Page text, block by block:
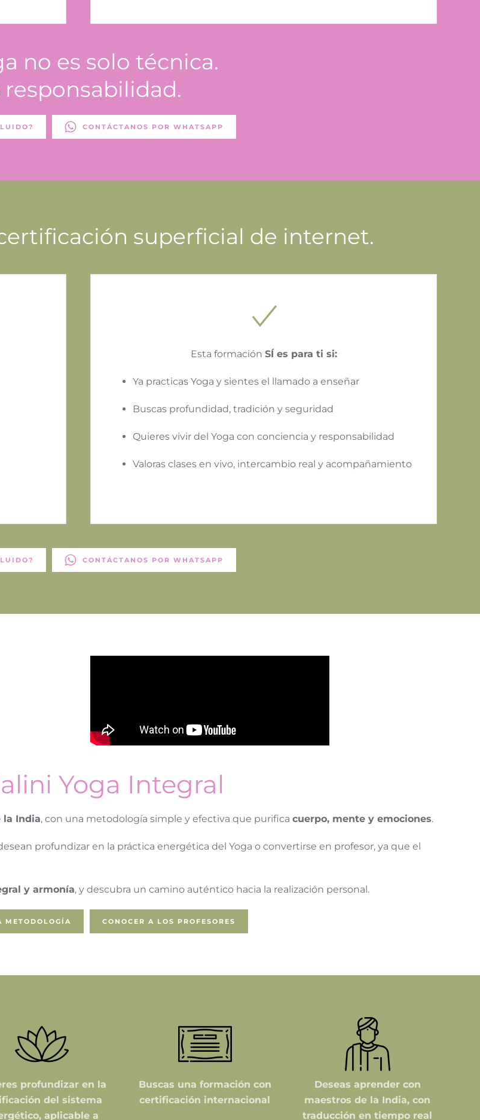
no es solo técnica.
responsabilidad.
CONTÁCTANOS POR WHATSAPP
superficial de internet.
Esta formación SÍ es para ti si:
Ya practicas Yoga y sientes el llamado a enseñar
Buscas profundidad, tradición y seguridad
Quieres vivir del Yoga con conciencia y responsabilidad
Valoras clases en vivo, intercambio real y acompañamiento
CONTÁCTANOS POR WHATSAPP
Yoga Integral
la India, con una metodología simple y efectiva que purifica cuerpo, mente y emociones.
profundizar en la práctica energética del Yoga o convertirse en profesor, ya que el
y armonía, y descubra un camino auténtico hacia la realización personal.
METODOLOGÍA CONOCER A LOS PROFESORES
profundizar en la
del sistema
aplicable a
Buscas una formación con
certificación internacional
Deseas aprender con
maestros de la India, con
traducción en tiempo real